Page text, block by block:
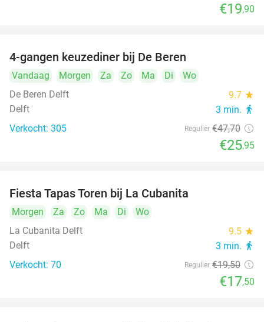
€19,90
4-gangen keuzediner bij De Beren
Vandaag Morgen Za Zo Ma Di
Wo
De Beren Delft
9.7 star
Delft 3 min. directions_walk
Verkocht: 305 Regulier €47,70
€25,95
Fiesta Tapas Toren bij La Cubanita
Morgen Za Zo Ma Di
Wo
La Cubanita Delft
9.5 star
Delft 3 min. directions_walk
Verkocht: 70 Regulier €19,50
€17,50